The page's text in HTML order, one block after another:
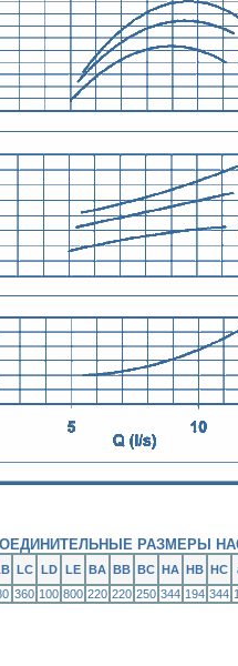
РАЗМЕРЫ
LC LD LE BA BB BC HA HB HC
360 100 800 220 220 250 344 194 344